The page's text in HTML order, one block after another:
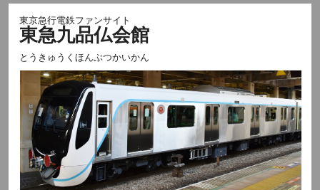
東京急行電鉄ファンサイト
東急九品仏会館
とうきゅうくほんぶつかいかん